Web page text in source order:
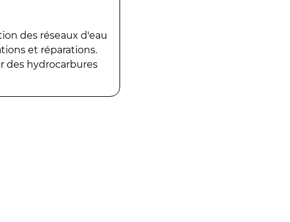
des réseaux d'eau
et réparations.
des hydrocarbures